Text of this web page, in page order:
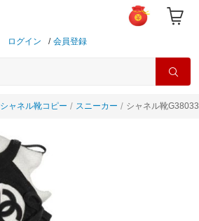
ログイン / 会員登録
シャネル靴コピー スニーカー シャネル靴